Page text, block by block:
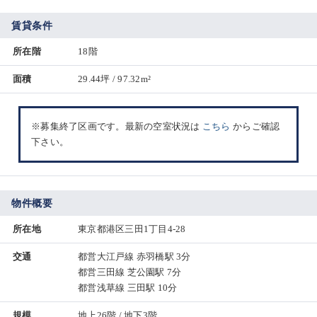
賃貸条件
所在階 18階
面積 29.44坪 / 97.32m²
※募集終了区画です。最新の空室状況は こちら からご確認
下さい。
物件概要
所在地 東京都港区三田1丁目4-28
交通
都営大江戸線 赤羽橋駅 3分
都営三田線 芝公園駅 7分
都営浅草線 三田駅 10分